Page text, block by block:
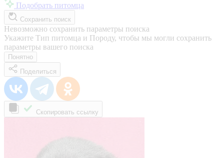
Подобрать питомца
Сохранить поиск
Невозможно сохранить параметры поиска
Укажите Тип питомца и Породу, чтобы мы могли сохранить
параметры вашего поиска
Понятно
Поделиться
Скопировать ссылку